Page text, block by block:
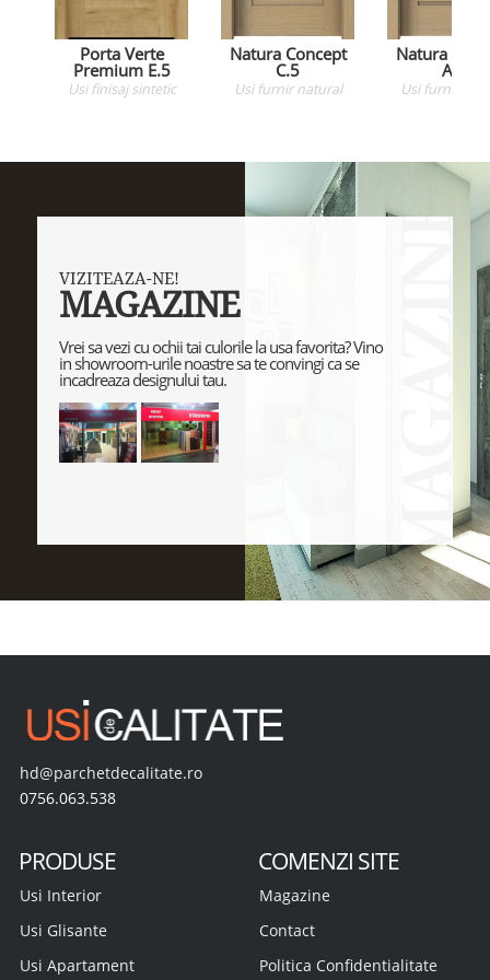
Porta Verte
Premium E.5
Usifinisaj sintetic
Natura Concept
C.5
Usifurnir natural
Natura
A.5
Usifurnir
VIZITEAZA-NE!
MAGAZINE
Vrei sa vezi cu ochii tai culorile la usa favorita? Vino
in showroom-urile noastre sa te convingi ca se
incadreaza designului tau.
hd@parchetdecalitate.ro
0756.063.538
PRODUSE
Usi Interior
Usi Glisante
Usi Apartament
COMENZI SITE
Magazine
Contact
Politica Confidentialitate